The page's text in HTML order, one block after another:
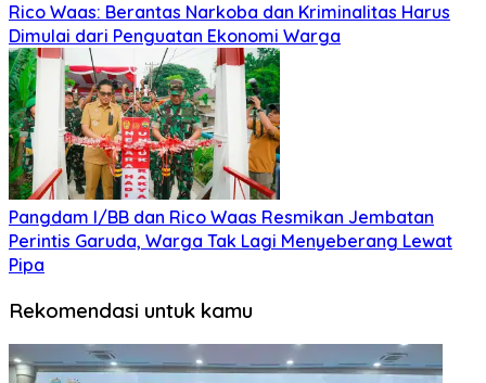
Rico Waas: Berantas Narkoba dan Kriminalitas Harus
Dimulai dari Penguatan Ekonomi Warga
Pangdam I/BB dan Rico Waas Resmikan Jembatan
Perintis Garuda, Warga Tak Lagi Menyeberang Lewat
Pipa
Rekomendasi untuk kamu